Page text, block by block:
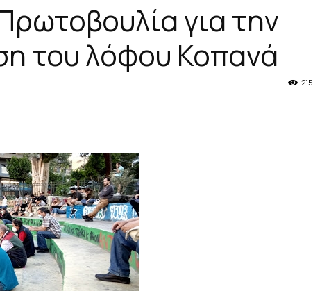
για την
του λόφου Κοπανά
215